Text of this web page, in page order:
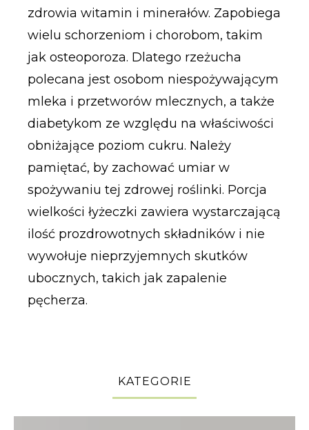
zdrowia witamin i minerałów. Zapobiega
wielu schorzeniom i chorobom, takim
jak osteoporoza. Dlatego rzeżucha
polecana jest osobom niespożywającym
mleka i przetworów mlecznych, a także
diabetykom ze względu na właściwości
obniżające poziom cukru. Należy
pamiętać, by zachować umiar w
spożywaniu tej zdrowej roślinki. Porcja
wielkości łyżeczki zawiera wystarczającą
ilość prozdrowotnych składników i nie
wywołuje nieprzyjemnych skutków
ubocznych, takich jak zapalenie
pęcherza.
KATEGORIE